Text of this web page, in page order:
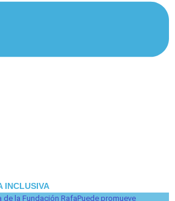
INCLUSIVA
de la Fundación RafaPuede promueve